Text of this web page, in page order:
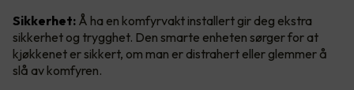
Sikkerhet: Å ha en komfyrvakt installert gir deg ekstra
sikkerhet og trygghet. Den smarte enheten sørger for at
kjøkkenet er sikkert, om man er distrahert eller glemmer å
slå av komfyren.